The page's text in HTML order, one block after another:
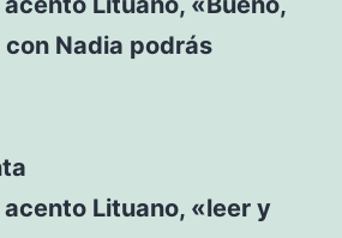
Nadia podrás
Lituano, «leer y